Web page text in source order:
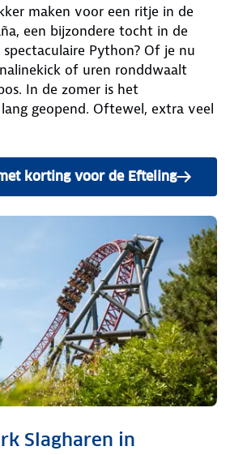
maken voor een ritje in de
een bijzondere tocht in de
Python? Of je nu
of uren ronddwaalt
In de zomer is het
geopend. Oftewel, extra veel
korting voor de Efteling
Slagharen in